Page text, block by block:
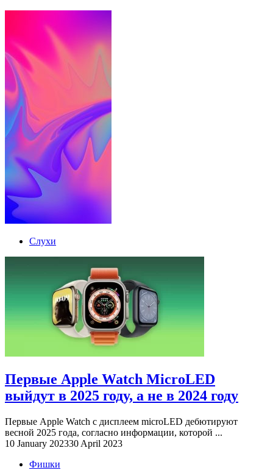
Слухи
Первые Apple Watch MicroLED
выйдут в 2025 году, а не в 2024 году
Первые Apple Watch с дисплеем microLED дебютируют
весной 2025 года, согласно информации, которой ...
10 January 202330 April 2023
Фишки